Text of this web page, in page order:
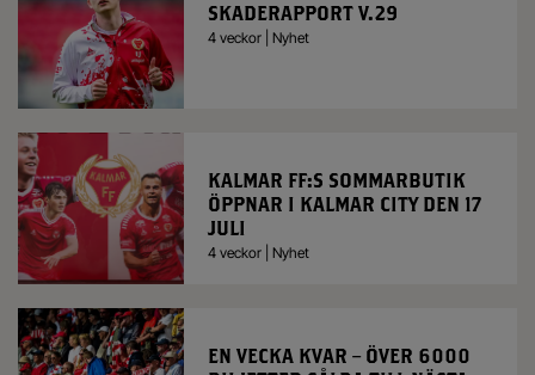
SKADERAPPORT V.29
4 veckor | Nyhet
KALMAR FF:S SOMMARBUTIK
ÖPPNAR I KALMAR CITY DEN 17
JULI
4 veckor | Nyhet
EN VECKA KVAR – ÖVER 6000